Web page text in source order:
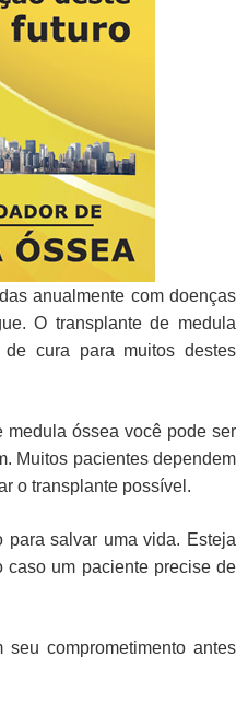
anualmente com doenças
O transplante de medula
cura para muitos destes
medula óssea você pode ser
Muitos pacientes dependem
o transplante possível.
para salvar uma vida. Esteja
caso um paciente precise de
seu comprometimento antes